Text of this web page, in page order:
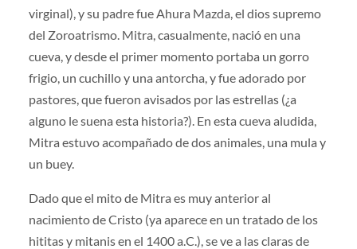
virginal), y su padre fue Ahura Mazda, el dios supremo
del Zoroatrismo. Mitra, casualmente, nació en una
cueva, y desde el primer momento portaba un gorro
frigio, un cuchillo y una antorcha, y fue adorado por
pastores, que fueron avisados por las estrellas (¿a
alguno le suena esta historia?). En esta cueva aludida,
Mitra estuvo acompañado de dos animales, una mula y
un buey.
Dado que el mito de Mitra es muy anterior al
nacimiento de Cristo (ya aparece en un tratado de los
hititas y mitanis en el 1400 a.C.), se ve a las claras de